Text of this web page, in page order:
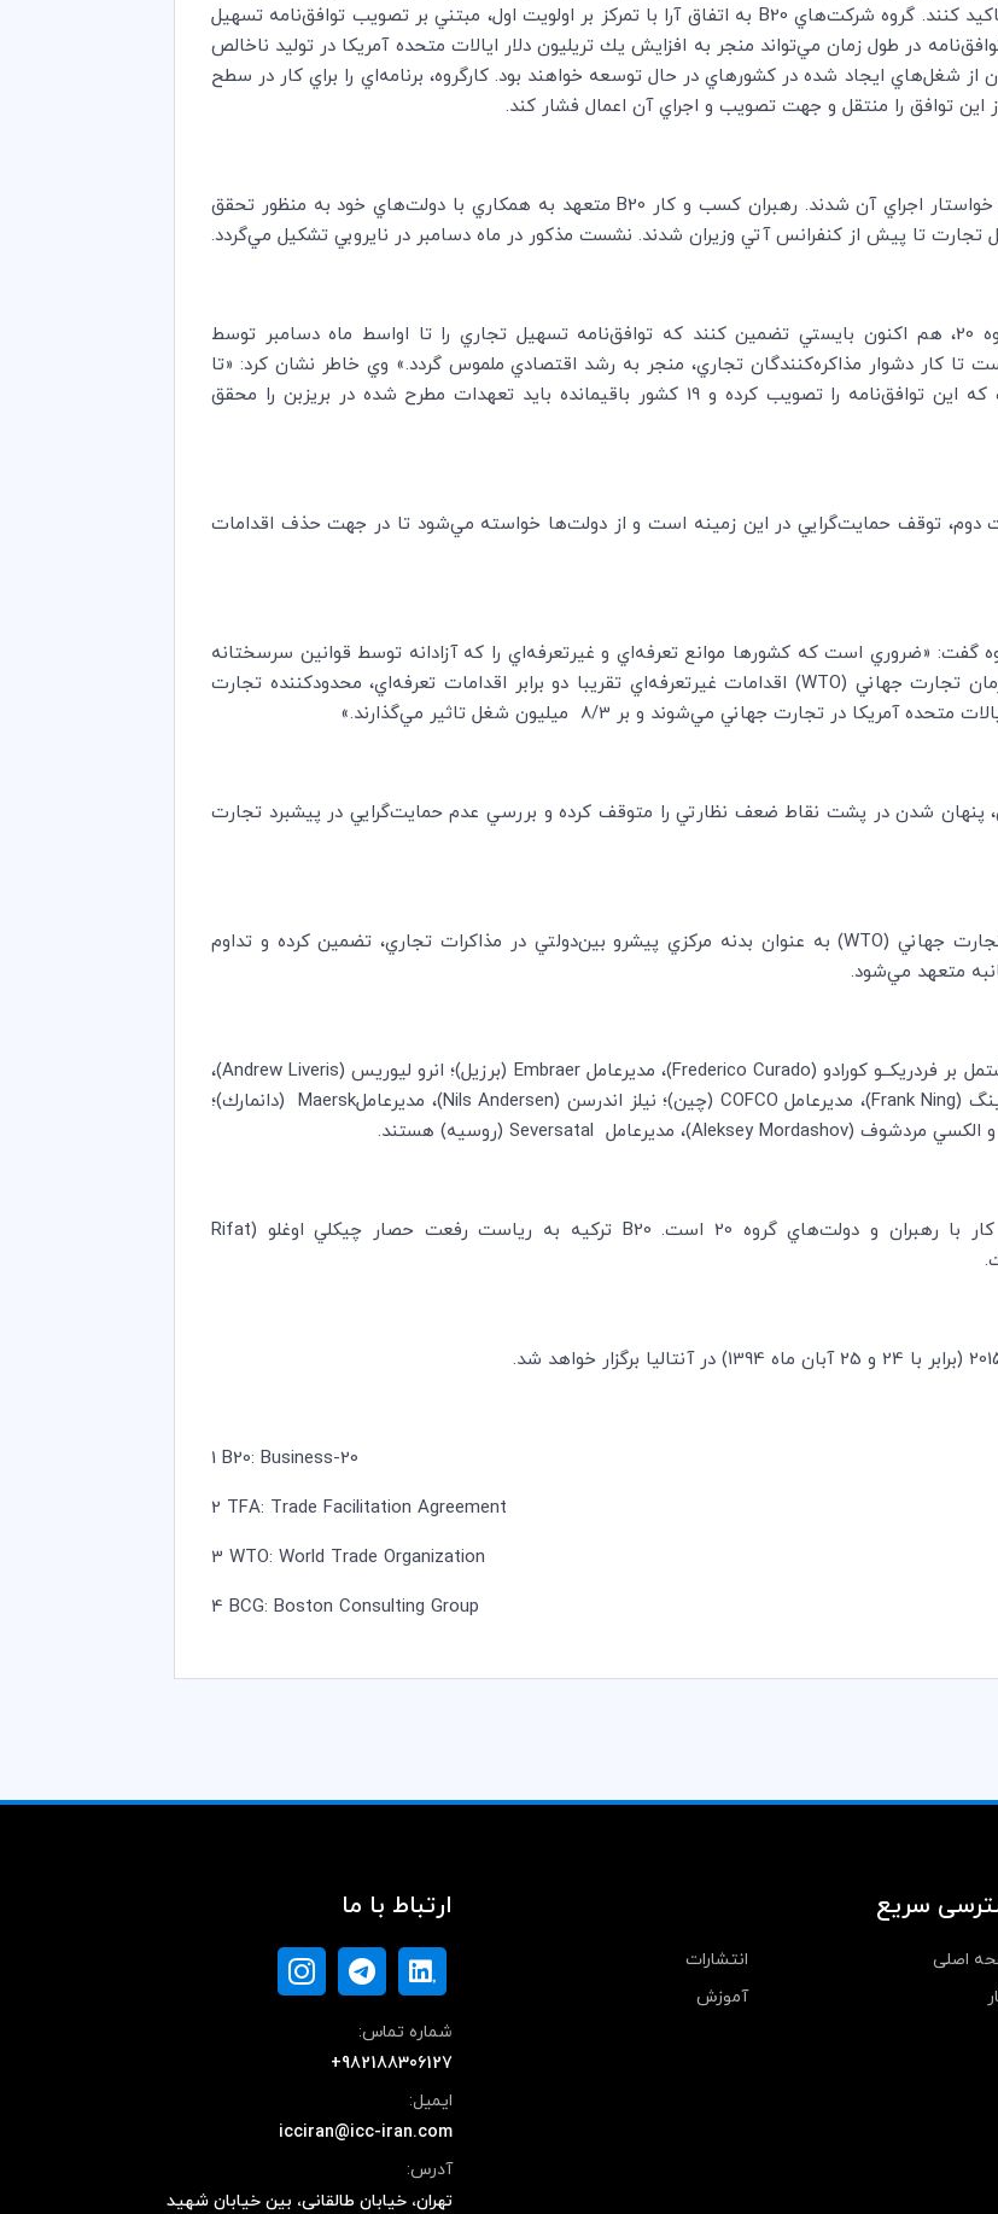
كنند. گروه شركت‌هاي B20 به اتفاق آرا با تمركز بر اولويت اول، مبتني بر تصويب توافق‌نامه تسهيل
در طول زمان مي‌تواند منجر به افزايش يك تريليون دلار ايالات متحده آمريكا در توليد ناخالص
21 ميليون شغل كمك كرد كه 18 ميليون از شغل‌هاي ايجاد شده در كشورهاي در حال توسعه خواهند بود. كارگروه، برنامه‌اي را براي كار در سطح
توافق را منتقل و جهت تصويب و اجراي آن اعمال فشار كند.
اجراي آن شدند. رهبران كسب و كار B20متعهد به همكاري با دولت‌هاي خود به منظور تحقق
تا پيش از كنفرانس آتي وزيران شدند. نشست مذكور در ماه دسامبر در نايروبي تشكيل مي‌گردد.
مك گرو گفت: «دولت‌ها،‌ به طور ويژه كشورهاي عضو گروه 20،‌ هم اكنون بايستي تضمين كنند كه توافق‌نامه تسهيل تجاري را تا اواسط ماه دسامبر توسط
تا كار دشوار مذاكره‌كنندگان تجاري، منجر به رشد اقتصادي ملموس گردد.» وي خاطر نشان كرد: «تا
كنون ايالات متحده آمريكا تنها كشور عضو گروه 20 است كه اين توافق‌نامه را تصويب كرده و 19 كشور باقيمانده بايد تعهدات مطرح شده در بريزبن را محقق
دوم، توقف حمايت‌گرايي در اين زمينه است و از دولت‌ها خواسته مي‌شود تا در جهت حذف اقدامات
گفت: «ضروري است كه كشورها موانع تعرفه‌اي و غيرتعرفه‌اي را كه آزادانه توسط قوانين سرسختانه
تجارت جهاني (WTO) اقدامات غيرتعرفه‌اي تقريبا دو برابر اقدامات تعرفه‌اي، محدودكننده تجارت
پنهان شدن در پشت نقاط ضعف نظارتي را متوقف كرده و بررسي عدم حمايت‌گرايي در پيشبرد تجارت
جهاني (WTO)‌ به عنوان بدنه مركزي پيشرو بين‌دولتي در مذاكرات تجاري، تضمين كرده و تداوم
متعهد مي‌شود.
بر فردريكــو كورادو (Frederico Curado)،‌ مديرعاملEmbraer (برزيل)؛‌ انرو ليوريس (Andrew Liveris)،‌
(
Frank Ning)،‌ مديرعاملCOFCO (چين)؛ نيلز اندرسن (Nils Andersen)،‌ مديرعاملMaersk (دانمارك)؛‌
الكسي مردشوف (Aleksey Mordashov)، مديرعامل Seversatal (روسيه) هستند.
رهبران و دولت‌هاي گروه 20 است. B20 تركيه به رياست رفعت حصار چيكلي اوغلو (Rifat
1 B20: Business-20
2 TFA: Trade Facilitation Agreement
3 WTO: World Trade Organization
4 BCG: Boston Consulting Group
سریع
اصلی
انتشارات
آموزش
ارتباط با ما
شماره تماس:
+982188306127
ایمیل:
icciran@icc-iran.com
آدرس:
تهران، خیابان طالقانی، بین خیابان شهید